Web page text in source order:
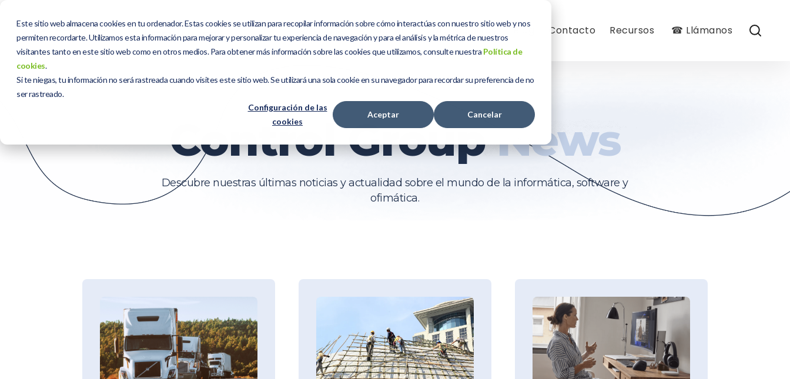
Este sitio web almacena cookies en tu ordenador. Estas cookies se utilizan para recopilar información sobre cómo interactúas con nuestro sitio web y nos
permiten recordarte. Utilizamos esta información para mejorar y personalizar tu experiencia de navegación y para el análisis y la métrica de nuestros
visitantes tanto en este sitio web como en otros medios. Para obtener más información sobre las cookies que utilizamos, consulte nuestra Política de
cookies.
Si te niegas, tu información no será rastreada cuando visites este sitio web. Se utilizará una sola cookie en su navegador para recordar su preferencia de no
ser rastreado.
Configuración de las
cookies
Aceptar Cancelar
Servicios Kit Digital Sobre Nosotros Blog Contacto Recursos ☎ Llámanos
Control GroupNews
Descubre nuestras últimas noticias y actualidad sobre el mundo de la informática, software y
ofimática.